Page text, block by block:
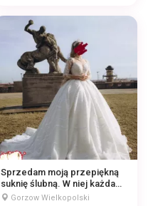
Sprzedam moją przepiękną
suknię ślubną. W niej każda
panna młoda poczuje się jak
Gorzow Wielkopolski